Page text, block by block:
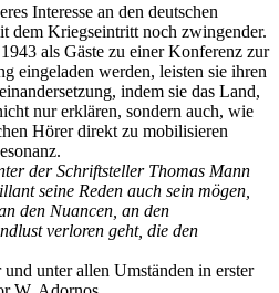
Interesse an den deutschen
dem Kriegseintritt noch zwingender.
als Gäste zu einer Konferenz zur
eingeladen werden, leisten sie ihren
indem sie das Land,
nur erklären, sondern auch, wie
Hörer direkt zu mobilisieren
der Schriftsteller Thomas Mann
seine Reden auch sein mögen,
den Nuancen, an den
verloren geht, die den
unter allen Umständen in erster